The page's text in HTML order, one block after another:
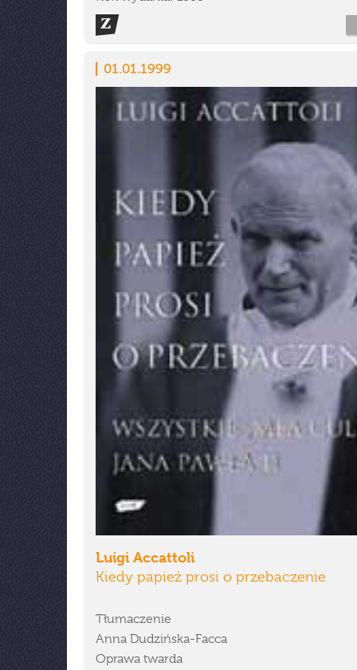
01.01.1999
Luigi Accattoli
Kiedy papież prosi o przebaczenie
Tłumaczenie
Anna Dudzińska-Facca
Oprawa twarda